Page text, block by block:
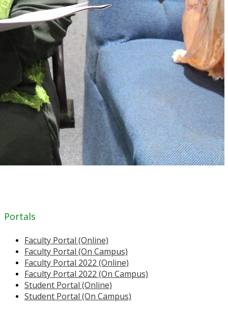
Portals
Faculty Portal (Online)
Faculty Portal (On Campus)
Faculty Portal 2022 (Online)
Faculty Portal 2022 (On Campus)
Student Portal (Online)
Student Portal (On Campus)